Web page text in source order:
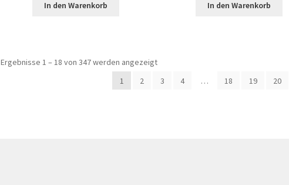
In den Warenkorb In den Warenkorb
Ergebnisse 1 – 18 von 347 werden angezeigt
1
2 3 4 … 18 19 20